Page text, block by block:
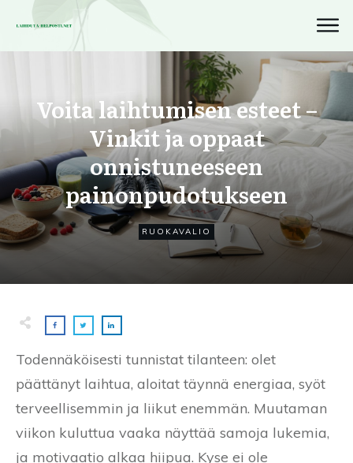
Voita laihtumisen esteet –
Vinkit ja oppaat
onnistuneeseen
painonpudotukseen
RUOKAVALIO
Todennäköisesti tunnistat tilanteen: olet
päättänyt laihtua, aloitat täynnä energiaa, syöt
terveellisemmin ja liikut enemmän. Muutaman
viikon kuluttua vaaka näyttää samoja lukemia,
ja motivaatio alkaa hiipua. Kyse ei ole